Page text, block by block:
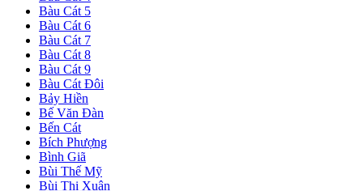
Bàu Cát 5
Bàu Cát 6
Bàu Cát 7
Bàu Cát 8
Bàu Cát 9
Bàu Cát Đôi
Bảy Hiền
Bế Văn Đàn
Bến Cát
Bích Phượng
Bình Giã
Bùi Thế Mỹ
Bùi Thị Xuân